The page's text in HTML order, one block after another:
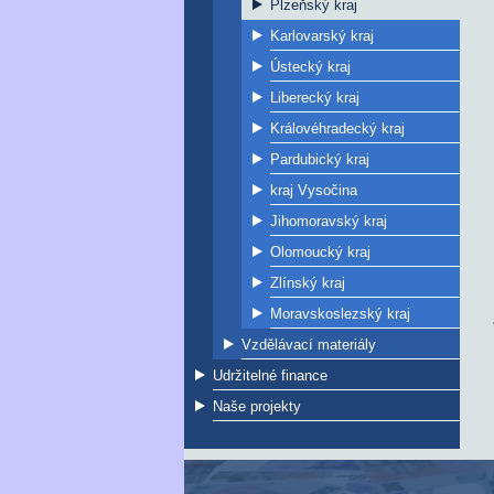
Plzeňský kraj
Karlovarský kraj
Ústecký kraj
Liberecký kraj
Královéhradecký kraj
Pardubický kraj
kraj Vysočina
Jihomoravský kraj
Olomoucký kraj
Zlínský kraj
Moravskoslezský kraj
Vzdělávací materiály
Udržitelné finance
Naše projekty